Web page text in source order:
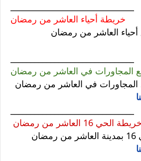
خريطة أحياء العاشر من رمضان
العاشر من رمضان
المجاورات في العاشر من رمضان
خريطة الحي 16 العاشر من رمضان
لتحميل خريطة الحي 16 بمدينة العاشر من رمضان